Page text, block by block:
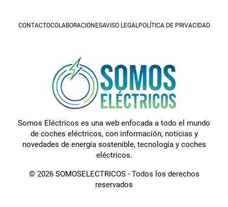
CONTACTOCOLABORACIONESAVISO LEGALPOLÍTICA DE PRIVACIDAD
Somos Eléctricos es una web enfocada a todo el mundo
de coches eléctricos, con información, noticias y
novedades de energía sostenible, tecnología y coches
eléctricos.
© 2026 SOMOSELECTRICOS - Todos los derechos
reservados